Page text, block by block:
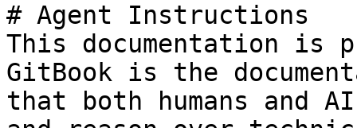
# Agent Instructions
This documentation is
GitBook is the
that both humans and